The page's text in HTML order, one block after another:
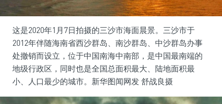
这是2020年1月7日拍摄的三沙市海面晨景。三沙市于
2012年伴随海南省西沙群岛、南沙群岛、中沙群岛办事
处撤销而设立，位于中国南海中南部，是中国最南端的
地级行政区，同时也是全国总面积最大、陆地面积最
小、人口最少的城市。新华图闻网发 舒战良摄